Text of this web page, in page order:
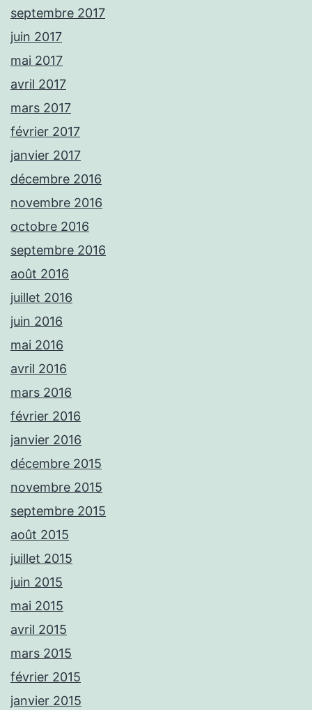
septembre 2017
juin 2017
mai 2017
avril 2017
mars 2017
février 2017
janvier 2017
décembre 2016
novembre 2016
octobre 2016
septembre 2016
août 2016
juillet 2016
juin 2016
mai 2016
avril 2016
mars 2016
février 2016
janvier 2016
décembre 2015
novembre 2015
septembre 2015
août 2015
juillet 2015
juin 2015
mai 2015
avril 2015
mars 2015
février 2015
janvier 2015